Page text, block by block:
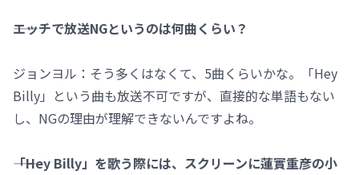
――エッチで放送NGというのは何曲くらい？
ジョンヨル：そう多くはなくて、5曲くらいかな。「Hey
Billy」という曲も放送不可ですが、直接的な単語もない
し、NGの理由が理解できないんですよね。
――「Hey Billy」を歌う際には、スクリーンに蓮實重彦の小